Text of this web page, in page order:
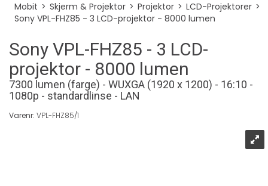
Mobit>Skjerm & Projektor>Projektor>LCD-Projektorer>
Sony VPL-FHZ85 - 3 LCD-projektor - 8000 lumen
Sony VPL-FHZ85 - 3 LCD-
projektor - 8000 lumen
7300 lumen (farge) - WUXGA (1920 x 1200) - 16:10 -
1080p - standardlinse - LAN
Varenr: VPL-FHZ85/1